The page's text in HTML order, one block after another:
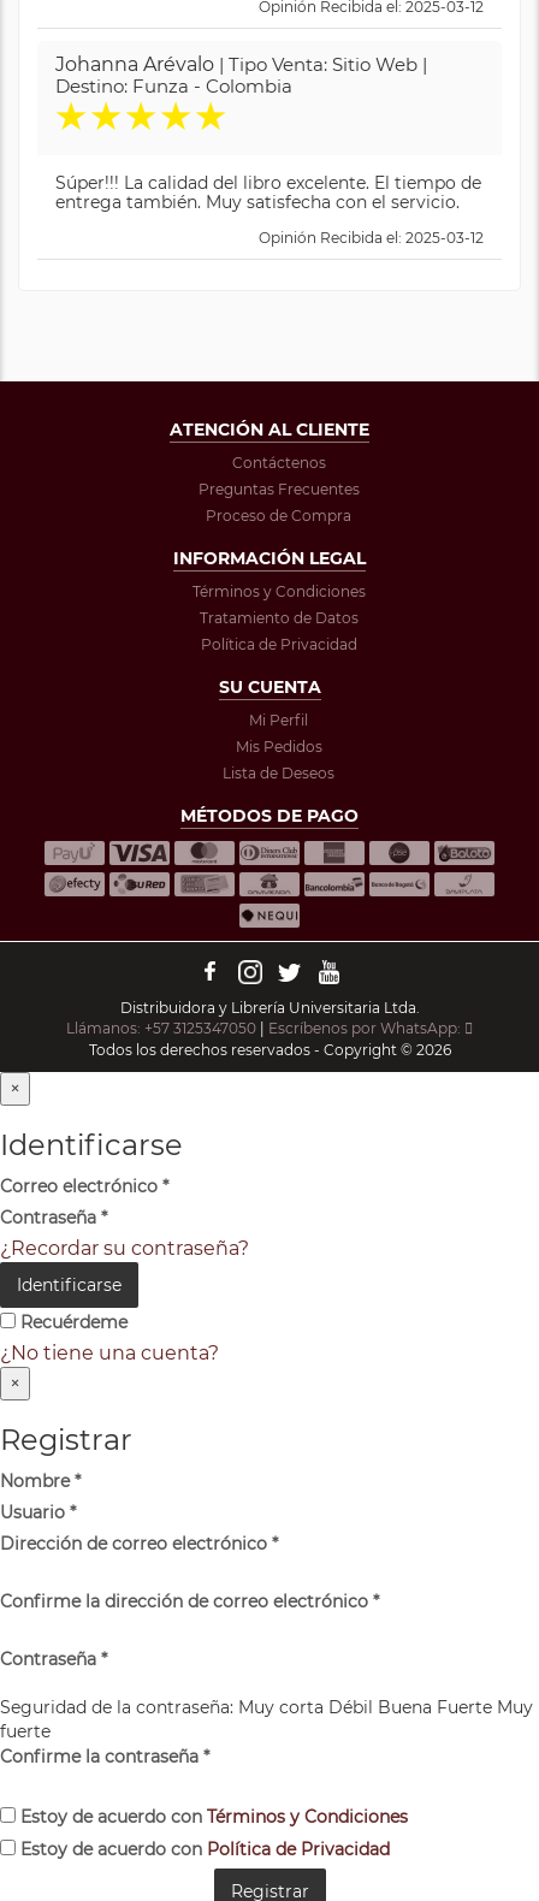
Opinión Recibida el: 2025-03-12
Johanna Arévalo | Tipo Venta: Sitio Web |
Destino: Funza - Colombia
★★★★★
Súper!!! La calidad del libro excelente. El tiempo de
entrega también. Muy satisfecha con el servicio.
Opinión Recibida el: 2025-03-12
ATENCIÓN AL CLIENTE
Contáctenos
Preguntas Frecuentes
Proceso de Compra
INFORMACIÓN LEGAL
Términos y Condiciones
Tratamiento de Datos
Política de Privacidad
SU CUENTA
Mi Perfil
Mis Pedidos
Lista de Deseos
MÉTODOS DE PAGO
Distribuidora y Librería Universitaria Ltda.
Llámanos: +57 3125347050
Escríbenos por WhatsApp:
Todos los derechos reservados - Copyright © 2026
×
Identificarse
Correo electrónico *
Contraseña *
¿Recordar su contraseña?
Identificarse
Recuérdeme
¿No tiene una cuenta?
×
Registrar
Nombre*
Usuario *
Dirección de correo electrónico *
Confirme la dirección de correo electrónico *
Contraseña *
Seguridad de la contraseña: Muy corta Débil Buena Fuerte Muy
fuerte
Confirme la contraseña *
Estoy de acuerdo con Términos y Condiciones
Estoy de acuerdo con Política de Privacidad
Registrar